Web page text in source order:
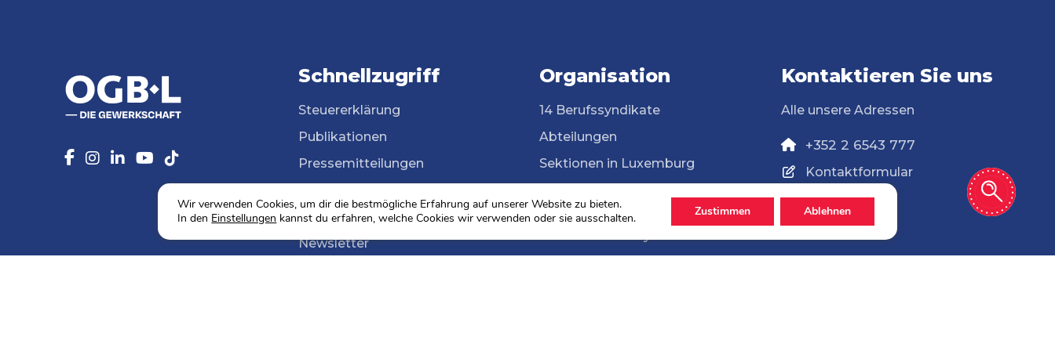
Schnellzugriff
Steuererklärung
Publikationen
Pressemitteilungen
Mediathek
Newsletter
Organisation
14 Berufssyndikate
Abteilungen
Sektionen in Luxemburg
Grenzgänger
Kontaktieren Sie uns
Alle unsere Adressen
+352 2 6543 777
Kontaktformular
Wir verwenden Cookies, um dir die bestmögliche Erfahrung auf unserer Website zu bieten.
In den Einstellungen kannst du erfahren, welche Cookies wir verwenden oder sie ausschalten. Zustimmen Ablehnen